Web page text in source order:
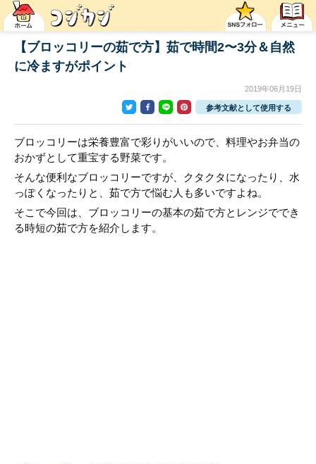
【ブロッコリーの茹で方】茹で時間2〜3分＆自然
に冷ますがポイント
2019年06月19日
参考文献として使用する
ブロッコリーは栄養豊富で彩りがいいので、料理やお弁当の
おかずとして重宝する野菜です。
そんな便利なブロッコリーですが、クタクタになったり、水
っぽくなったりと、茹で方で悩む人も多いですよね。
そこで今回は、ブロッコリーの基本の茹で方とレンジででき
る時短の茹で方を紹介します。